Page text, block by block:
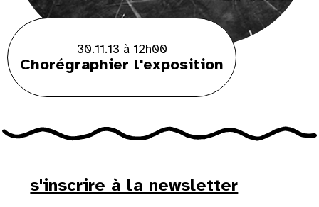
30.11.13 à 12h00
Chorégraphier l'exposition
s'inscrire à la newsletter